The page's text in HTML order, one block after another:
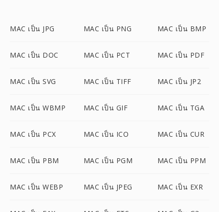
MAC เป็น JPG MAC เป็น PNG MAC เป็น BMP
MAC เป็น DOC MAC เป็น PCT MAC เป็น PDF
MAC เป็น SVG MAC เป็น TIFF MAC เป็น JP2
MAC เป็น WBMP MAC เป็น GIF MAC เป็น TGA
MAC เป็น PCX MAC เป็น ICO MAC เป็น CUR
MAC เป็น PBM MAC เป็น PGM MAC เป็น PPM
MAC เป็น WEBP MAC เป็น JPEG MAC เป็น EXR